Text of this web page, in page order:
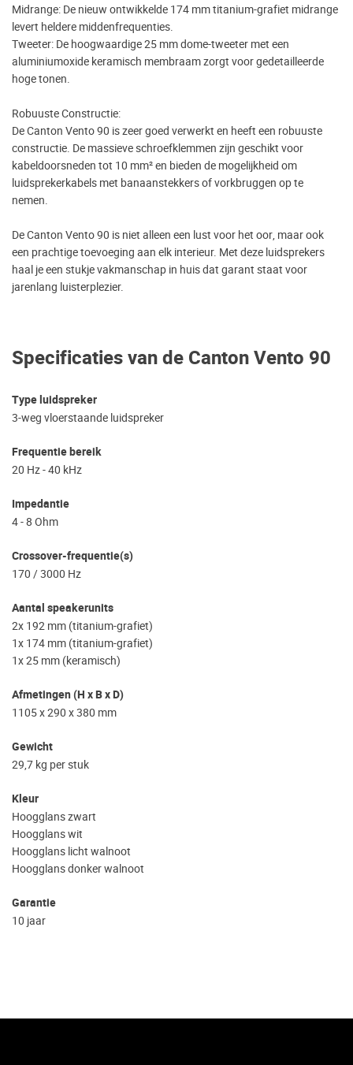
Specificaties van de Canton Vento 90
Type luidspreker
3-weg vloerstaande luidspreker
Frequentie bereik
20 Hz - 40 kHz
Impedantie
4 - 8 Ohm
Crossover-frequentie(s)
170 / 3000 Hz
Aantal speakerunits
2x 192 mm (titanium-grafiet)
1x 174 mm (titanium-grafiet)
1x 25 mm (keramisch)
Afmetingen (H x B x D)
1105 x 290 x 380 mm
Gewicht
29,7 kg per stuk
Kleur
Hoogglans zwart
Hoogglans wit
Hoogglans licht walnoot
Hoogglans donker walnoot
Garantie
10 jaar
Midrange: De nieuw ontwikkelde 174 mm titanium-grafiet midrange
levert heldere middenfrequenties.
Tweeter: De hoogwaardige 25 mm dome-tweeter met een
aluminiumoxide keramisch membraam zorgt voor gedetailleerde
hoge tonen.
Robuuste Constructie:
De Canton Vento 90 is zeer goed verwerkt en heeft een robuuste
constructie. De massieve schroefklemmen zijn geschikt voor
kabeldoorsneden tot 10 mm² en bieden de mogelijkheid om
luidsprekerkabels met banaanstekkers of vorkbruggen op te
nemen.
De Canton Vento 90 is niet alleen een lust voor het oor, maar ook
een prachtige toevoeging aan elk interieur. Met deze luidsprekers
haal je een stukje vakmanschap in huis dat garant staat voor
jarenlang luisterplezier.